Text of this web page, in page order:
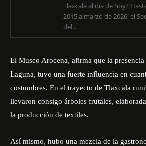
Tlaxcala al día de hoy? Hasta el momento, de
2015 a marzo de 2026, el
del...
El Museo Arocena, afirma que la
Laguna, tuvo una fuerte influencia en
costumbres. En el trayecto de Tlaxcala
llevaron consigo árboles frutales,
la producción de textiles.
Así mismo, hubo una mezcla de la